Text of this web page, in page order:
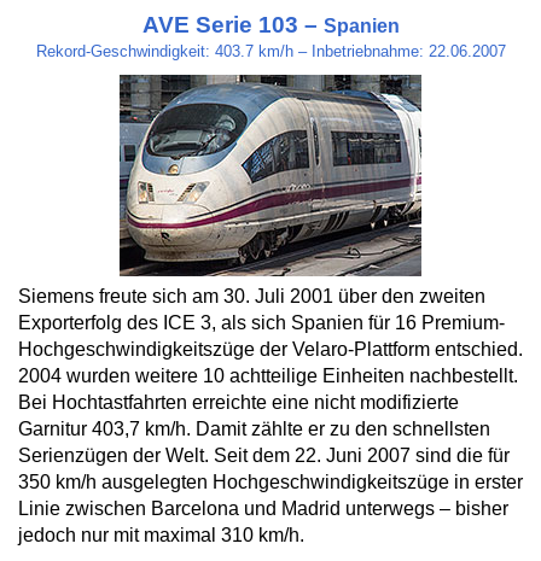
AVE Serie 103 – Spanien
Rekord-Geschwindigkeit: 403.7 km/h – Inbetriebnahme: 22.06.2007
Siemens freute sich am 30. Juli 2001 über den zweiten
Exporterfolg des ICE 3, als sich Spanien für 16 Premium-
Hochgeschwindigkeitszüge der Velaro-Plattform entschied.
2004 wurden weitere 10 achtteilige Einheiten nachbestellt.
Bei Hochtastfahrten erreichte eine nicht modifizierte
Garnitur 403,7 km/h. Damit zählte er zu den schnellsten
Serienzügen der Welt. Seit dem 22. Juni 2007 sind die für
350 km/h ausgelegten Hochgeschwindigkeitszüge in erster
Linie zwischen Barcelona und Madrid unterwegs – bisher
jedoch nur mit maximal 310 km/h.